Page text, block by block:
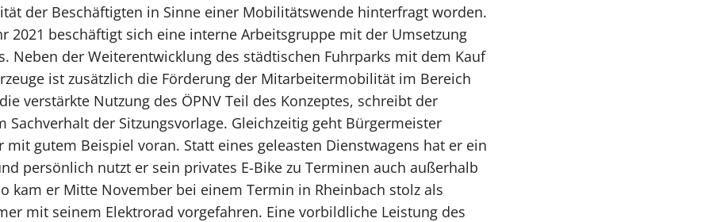
der Beschäftigten in Sinne einer Mobilitätswende hinterfragt worden.
2021 beschäftigt sich eine interne Arbeitsgruppe mit der Umsetzung
Neben der Weiterentwicklung des städtischen Fuhrparks mit dem Kauf
ist zusätzlich die Förderung der Mitarbeitermobilität im Bereich
verstärkte Nutzung des ÖPNV Teil des Konzeptes, schreibt der
Sachverhalt der Sitzungsvorlage. Gleichzeitig geht Bürgermeister
mit gutem Beispiel voran. Statt eines geleasten Dienstwagens hat er ein
persönlich nutzt er sein privates E-Bike zu Terminen auch außerhalb
kam er Mitte November bei einem Termin in Rheinbach stolz als
mit seinem Elektrorad vorgefahren. Eine vorbildliche Leistung des